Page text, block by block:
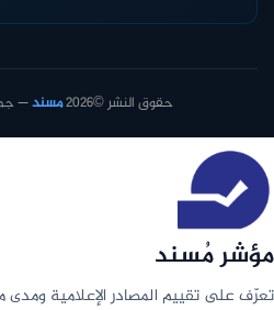
حقوق النشر ©2026 مسند—
مؤشر مُسند
تعرّف على تقييم المصادر الإعلامية ومدى